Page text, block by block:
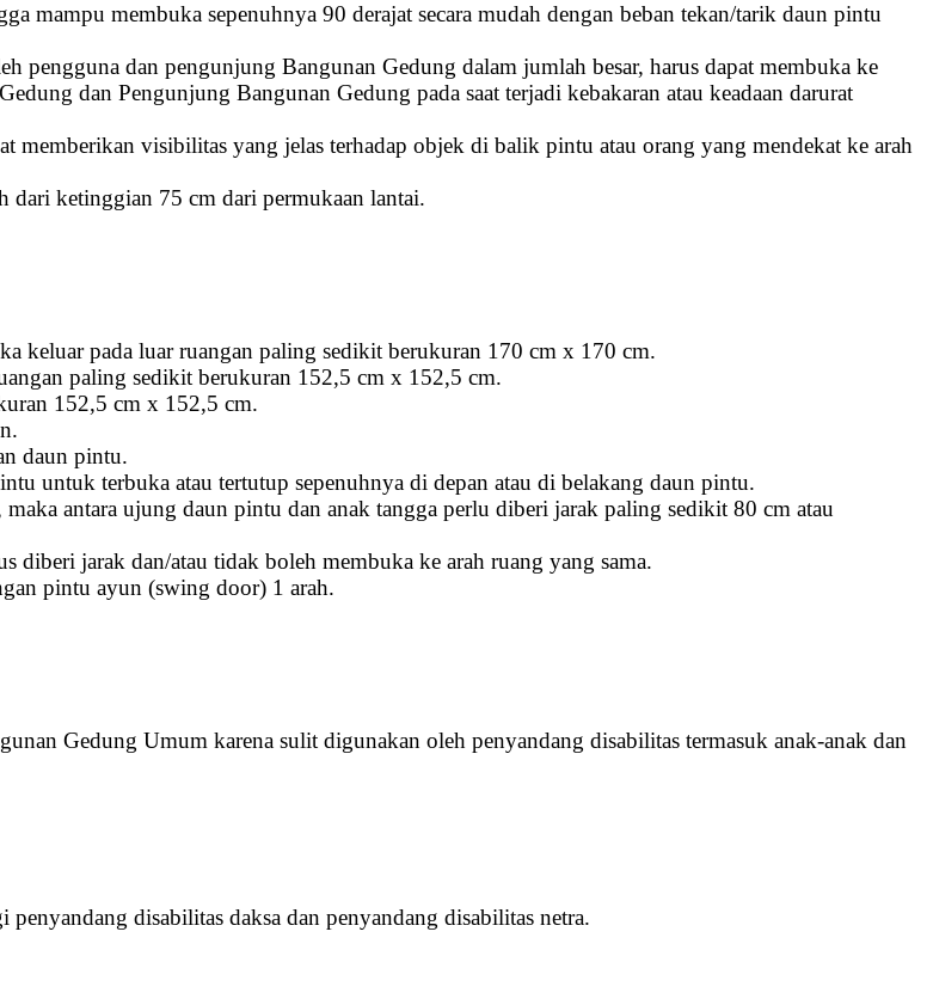
mampu membuka sepenuhnya 90 derajat secara mudah dengan beban tekan/tarik daun pintu
pengguna dan pengunjung Bangunan Gedung dalam jumlah besar, harus dapat membuka ke
dan Pengunjung Bangunan Gedung pada saat terjadi kebakaran atau keadaan darurat
memberikan visibilitas yang jelas terhadap objek di balik pintu atau orang yang mendekat ke arah
dari ketinggian 75 cm dari permukaan lantai.
keluar pada luar ruangan paling sedikit berukuran 170 cm x 170 cm.
paling sedikit berukuran 152,5 cm x 152,5 cm.
152,5 cm x 152,5 cm.
daun pintu.
untuk terbuka atau tertutup sepenuhnya di depan atau di belakang daun pintu.
antara ujung daun pintu dan anak tangga perlu diberi jarak paling sedikit 80 cm atau
diberi jarak dan/atau tidak boleh membuka ke arah ruang yang sama.
pintu ayun (swing door) 1 arah.
Gedung Umum karena sulit digunakan oleh penyandang disabilitas termasuk anak-anak dan
disabilitas daksa dan penyandang disabilitas netra.